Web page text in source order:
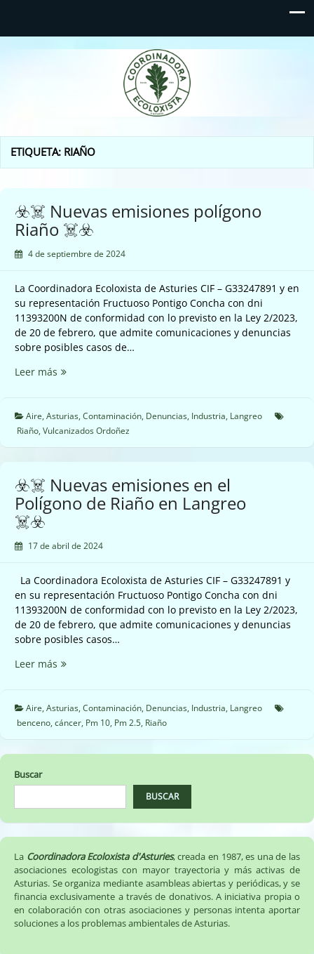
Coordinadora Ecoloxista
d'Asturies
ETIQUETA: RIAÑO
☣️☠️ Nuevas emisiones polígono
Riaño ☠️☣️
4 de septiembre de 2024
La Coordinadora Ecoloxista de Asturies CIF – G33247891 y en
su representación Fructuoso Pontigo Concha con dni
11393200N de conformidad con lo previsto en la Ley 2/2023,
de 20 de febrero, que admite comunicaciones y denuncias
sobre posibles casos de…
Leer más ☣️☠️
polígono
Riaño
☠️☣️
Aire, Asturias, Contaminación, Denuncias, Industria, Langreo
Riaño, Vulcanizados Ordoñez
☣️☠️ Nuevas emisiones en el
Polígono de Riaño en Langreo
☠️☣️
17 de abril de 2024
La Coordinadora Ecoloxista de Asturies CIF – G33247891 y
en su representación Fructuoso Pontigo Concha con dni
11393200N de conformidad con lo previsto en la Ley 2/2023,
de 20 de febrero, que admite comunicaciones y denuncias
sobre posibles casos…
Leer más ☣️☠️
en
el
de
☠️☣️
Aire, Asturias, Contaminación, Denuncias, Industria, Langreo
benceno, cáncer, Pm 10, Pm 2.5, Riaño
Buscar
BUSCAR
La Coordinadora Ecoloxista d'Asturies, creada en 1987, es una de las
asociaciones ecologistas con mayor trayectoria y más activas de
Asturias. Se organiza mediante asambleas abiertas y periódicas, y se
financia exclusivamente a través de donativos. A iniciativa propia o
en colaboración con otras asociaciones y personas intenta aportar
soluciones a los problemas ambientales de Asturias.